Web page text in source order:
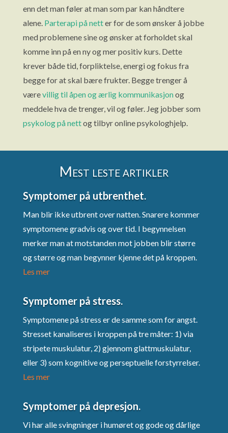
enn det man føler at man som par kan håndtere
alene. Parterapi på netter for de som ønsker å jobbe
med problemene sine og ønsker at forholdet skal
komme inn på en ny og mer positiv kurs. Dette
krever både tid, forpliktelse, energi og fokus fra
begge for at skal bære frukter. Begge trenger å
værevillig til åpen og ærlig kommunikasjonog
meddele hva de trenger, vil og føler. Jeg jobber som
psykolog på nettog tilbyr online psykologhjelp.
Mest leste artikler
Symptomer på utbrenthet.
Man blir ikke utbrent over natten. Snarere kommer
symptomene gradvis og over tid. I begynnelsen
merker man at motstanden mot jobben blir større
og større og man begynner kjenne det på kroppen.
Les mer
Symptomer på stress.
Symptomene på stress er de samme som for angst.
Stresset kanaliseres i kroppen på tre måter: 1) via
stripete muskulatur, 2) gjennom glattmuskulatur,
eller 3) som kognitive og perseptuelle forstyrrelser.
Les mer
Symptomer på depresjon.
Vi har alle svingninger i humøret og gode og dårlige